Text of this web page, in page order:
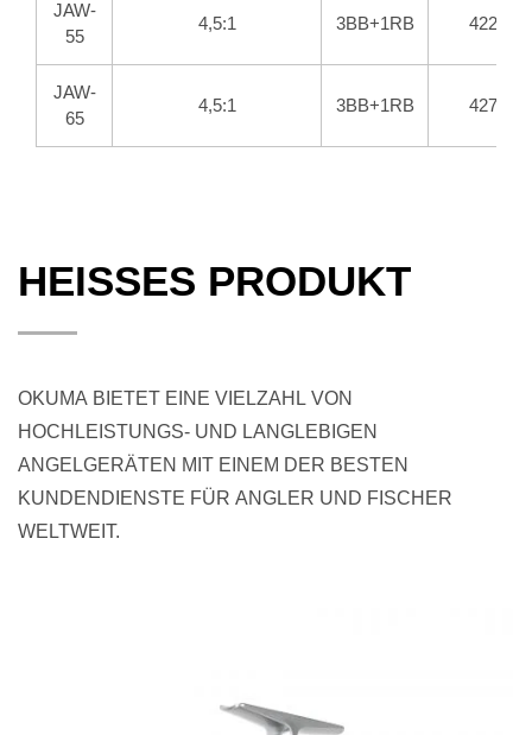
JAW-
55
4,5:1 3BB+1RB 422
JAW-
65
4,5:1 3BB+1RB 427
HEISSES PRODUKT
OKUMA BIETET EINE VIELZAHL VON
HOCHLEISTUNGS- UND LANGLEBIGEN
ANGELGERÄTEN MIT EINEM DER BESTEN
KUNDENDIENSTE FÜR ANGLER UND FISCHER
WELTWEIT.